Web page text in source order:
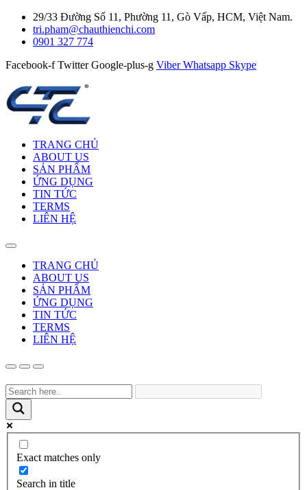
29/33 Đường Số 11, Phường 11, Gò Vấp, HCM, Việt Nam.
tri.pham@chauthienchi.com
0901 327 774
Facebook-f Twitter Google-plus-g Viber Whatsapp Skype
TRANG CHỦ
ABOUT US
SẢN PHẨM
ỨNG DỤNG
TIN TỨC
TERMS
LIÊN HỆ
TRANG CHỦ
ABOUT US
SẢN PHẨM
ỨNG DỤNG
TIN TỨC
TERMS
LIÊN HỆ
Exact matches only
Search in title